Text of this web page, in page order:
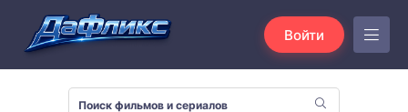
Войти